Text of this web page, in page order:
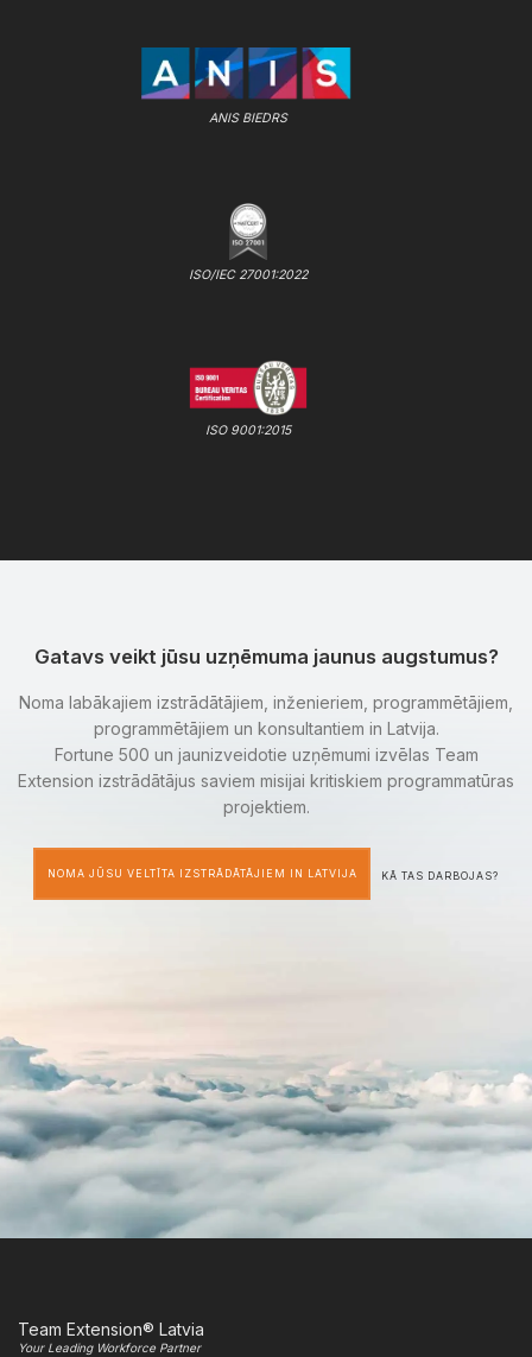
ANIS BIEDRS
ISO/IEC 27001:2022
ISO 9001:2015
Gatavs veikt jūsu uzņēmuma jaunus augstumus?
Noma labākajiem izstrādātājiem, inženieriem, programmētājiem,
programmētājiem un konsultantiem in Latvija.
Fortune 500 un jaunizveidotie uzņēmumi izvēlas Team
Extension izstrādātājus saviem misijai kritiskiem programmatūras
projektiem.
NOMA JŪSU VELTĪTA IZSTRĀDĀTĀJIEM IN LATVIJA KĀ TAS DARBOJAS?
Team Extension® Latvia
Your Leading Workforce Partner